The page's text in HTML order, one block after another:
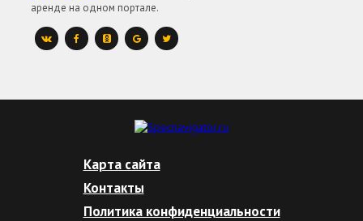
аренде на одном портале.
Карта сайта
Контакты
Политика конфиденциальности